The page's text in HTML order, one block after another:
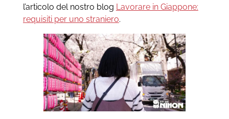
l’articolo del nostro blog Lavorare in Giappone:
requisiti per uno straniero.